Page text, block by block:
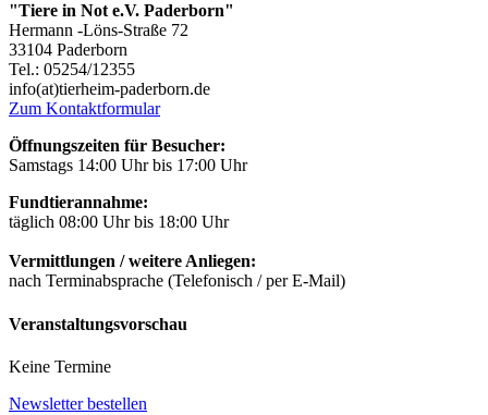
"Tiere in Not e.V. Paderborn"
Hermann -Löns-Straße 72
33104 Paderborn
Tel.: 05254/12355
info(at)tierheim-paderborn.de
Zum Kontaktformular
Öffnungszeiten für Besucher:
Samstags 14:00 Uhr bis 17:00 Uhr
Fundtierannahme:
täglich 08:00 Uhr bis 18:00 Uhr
Vermittlungen / weitere Anliegen:
nach Terminabsprache (Telefonisch / per E-Mail)
Veranstaltungsvorschau
Keine Termine
Newsletter bestellen